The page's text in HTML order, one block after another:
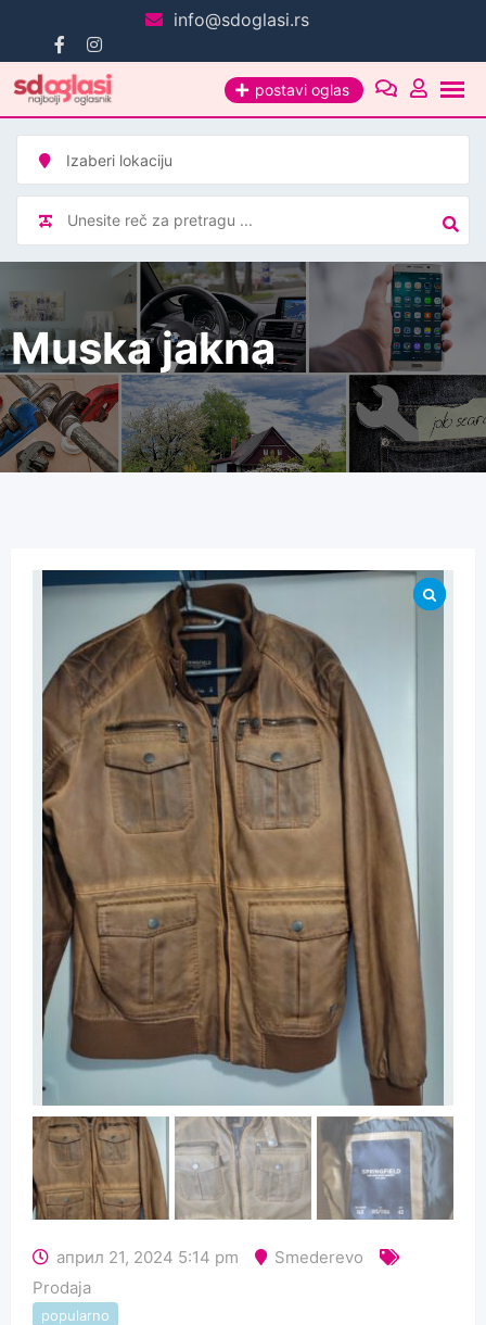
sadržaj
info@sdoglasi.rs
postavi oglas
Muska jakna
април 21, 2024 5:14 pm
Smederevo
Prodaja
popularno